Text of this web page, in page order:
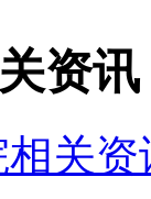
资讯
关资